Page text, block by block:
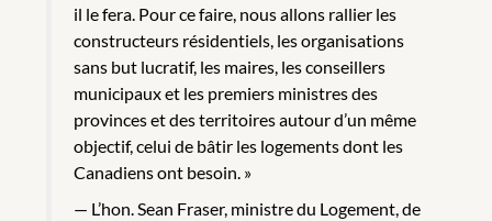
il le fera. Pour ce faire, nous allons rallier les
constructeurs résidentiels, les organisations
sans but lucratif, les maires, les conseillers
municipaux et les premiers ministres des
provinces et des territoires autour d’un même
objectif, celui de bâtir les logements dont les
Canadiens ont besoin. »
L’hon. Sean Fraser, ministre du Logement, de